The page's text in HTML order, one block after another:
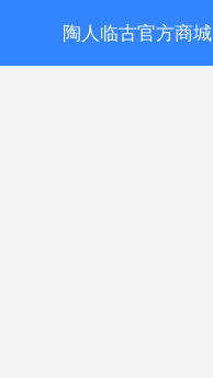
陶人临古官方商城